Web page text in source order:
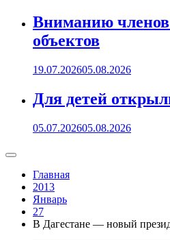
Вниманию
объектов
19.07.202605.08.2026
Для детей
05.07.202605.08.2026
Главная
2013
Январь
27
В Дагестане — новый